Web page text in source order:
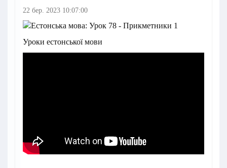
22 бер. 2023 10:07:00
Уроки естонської мови